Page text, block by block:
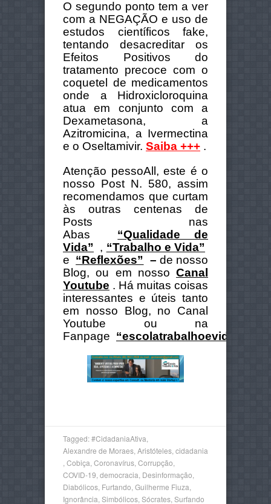
O segundo ponto tem a ver
com a NEGAÇÃO e uso de
estudos científicos fake,
tentando desacreditar os
Efeitos Positivos do
tratamento precoce com o
coquetel de medicamentos
onde a Hidroxicloroquina
atua em conjunto com a
Dexametasona, a
Azitromicina, a Ivermectina
e o Oseltamivir. Saiba +++ .
Atenção pessoAll, este é o
nosso Post N. 580, assim
recomendamos que curtam
às outras centenas de
Posts nas
Abas “Qualidade de
Vida” , “Trabalho e Vida”
e “Reflexões” – de nosso
Blog, ou em nosso Canal
Youtube . Há muitas coisas
interessantes e úteis tanto
em nosso Blog, no Canal
Youtube ou na
Fanpage “escolatrabalhoevida”
Tagged:#CidadaniaAtiva
Alexandre de Moraes Aristóteles cidadania
Cobiça Coronavírus Corrupção
COVID-19 democracia Desinformação
Diabólicos Furtando Guilherme Fiuza
Ignorância Simbólicos Sócrates Surfando